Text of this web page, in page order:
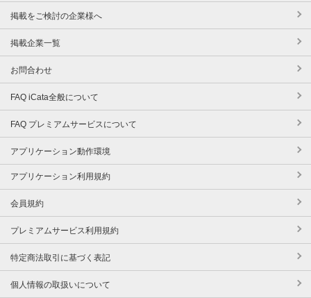
掲載をご検討の企業様へ
掲載企業一覧
お問合わせ
FAQ iCata全般について
FAQ プレミアムサービスについて
アプリケーション動作環境
アプリケーション利用規約
会員規約
プレミアムサービス利用規約
特定商法取引に基づく表記
個人情報の取扱いについて